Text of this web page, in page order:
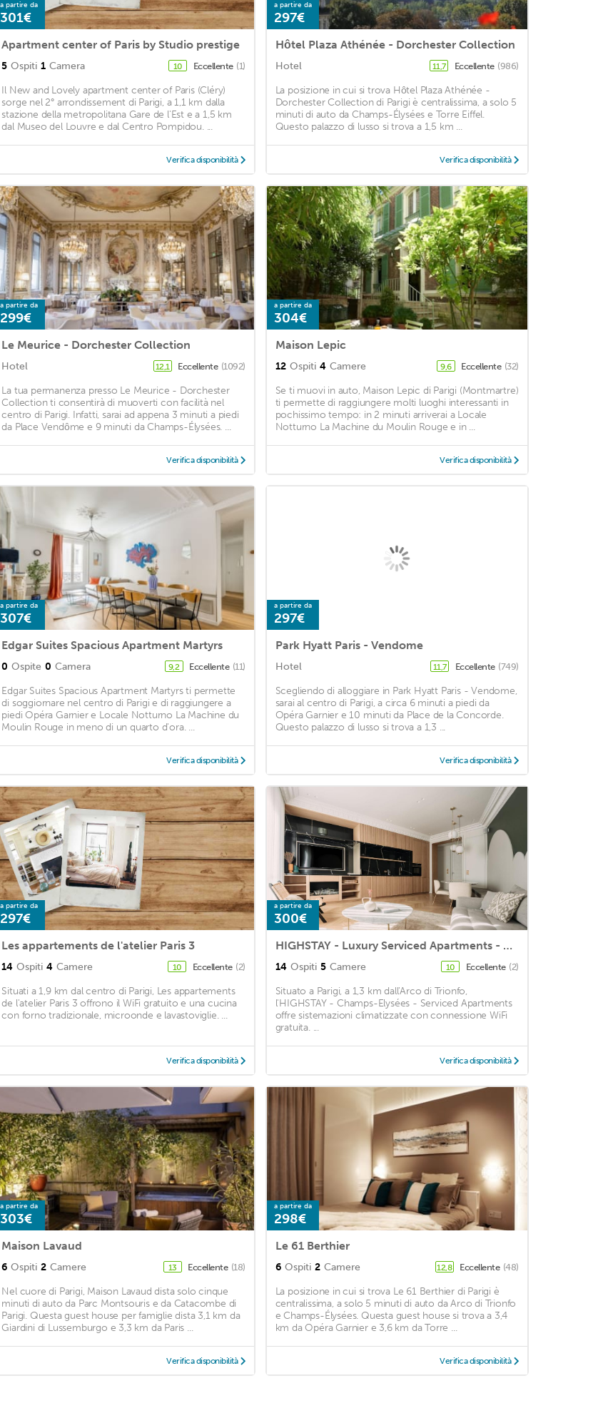
a partire da
301€
Apartment center of Paris by Studio prestige
5 Ospiti 1 Camera 10 Eccellente (1)
Il New and Lovely apartment center of Paris (Cléry)
sorge nel 2° arrondissement di Parigi, a 1,1 km dalla
stazione della metropolitana Gare de l'Est e a 1,5 km
dal Museo del Louvre e dal Centro Pompidou. ...
Verifica disponibilità
a partire da
297€
Hôtel Plaza Athénée - Dorchester Collection
Hotel 11,7 Eccellente (986)
La posizione in cui si trova Hôtel Plaza Athénée -
Dorchester Collection di Parigi è centralissima, a solo 5
minuti di auto da Champs-Élysées e Torre Eiffel.
Questo palazzo di lusso si trova a 1,5 km ...
Verifica disponibilità
a partire da
299€
Le Meurice - Dorchester Collection
Hotel 12,1 Eccellente (1092)
La tua permanenza presso Le Meurice - Dorchester
Collection ti consentirà di muoverti con facilità nel
centro di Parigi. Infatti, sarai ad appena 3 minuti a piedi
da Place Vendôme e 9 minuti da Champs-Élysées. ...
Verifica disponibilità
a partire da
304€
Maison Lepic
12 Ospiti 4 Camere 9,6 Eccellente (32)
Se ti muovi in auto, Maison Lepic di Parigi (Montmartre)
ti permette di raggiungere molti luoghi interessanti in
pochissimo tempo: in 2 minuti arriverai a Locale
Notturno La Machine du Moulin Rouge e in ...
Verifica disponibilità
a partire da
307€
Edgar Suites Spacious Apartment Martyrs
0 Ospite 0 Camera 9,2 Eccellente (11)
Edgar Suites Spacious Apartment Martyrs ti permette
di soggiornare nel centro di Parigi e di raggiungere a
piedi Opéra Garnier e Locale Notturno La Machine du
Moulin Rouge in meno di un quarto d'ora. ...
Verifica disponibilità
a partire da
297€
Park Hyatt Paris - Vendome
Hotel 11,7 Eccellente (749)
Scegliendo di alloggiare in Park Hyatt Paris - Vendome,
sarai al centro di Parigi, a circa 6 minuti a piedi da
Opéra Garnier e 10 minuti da Place de la Concorde.
Questo palazzo di lusso si trova a 1,3 ...
Verifica disponibilità
a partire da
297€
Les appartements de l'atelier Paris 3
14 Ospiti 4 Camere 10 Eccellente (2)
Situati a 1,9 km dal centro di Parigi, Les appartements
de l'atelier Paris 3 offrono il WiFi gratuito e una cucina
con forno tradizionale, microonde e lavastoviglie. ...
Verifica disponibilità
a partire da
300€
HIGHSTAY - Luxury Serviced Apartments - Champs-Elysées
14 Ospiti 5 Camere 10 Eccellente (2)
Situato a Parigi, a 1,3 km dall'Arco di Trionfo,
l'HIGHSTAY - Champs-Elysées - Serviced Apartments
offre sistemazioni climatizzate con connessione WiFi
gratuita. ...
Verifica disponibilità
a partire da
303€
Maison Lavaud
6 Ospiti 2 Camere 13 Eccellente (18)
Nel cuore di Parigi, Maison Lavaud dista solo cinque
minuti di auto da Parc Montsouris e da Catacombe di
Parigi. Questa guest house per famiglie dista 3,1 km da
Giardini di Lussemburgo e 3,3 km da Paris ...
Verifica disponibilità
a partire da
298€
Le 61 Berthier
6 Ospiti 2 Camere 12,8 Eccellente (48)
La posizione in cui si trova Le 61 Berthier di Parigi è
centralissima, a solo 5 minuti di auto da Arco di Trionfo
e Champs-Élysées. Questa guest house si trova a 3,4
km da Opéra Garnier e 3,6 km da Torre ...
Verifica disponibilità